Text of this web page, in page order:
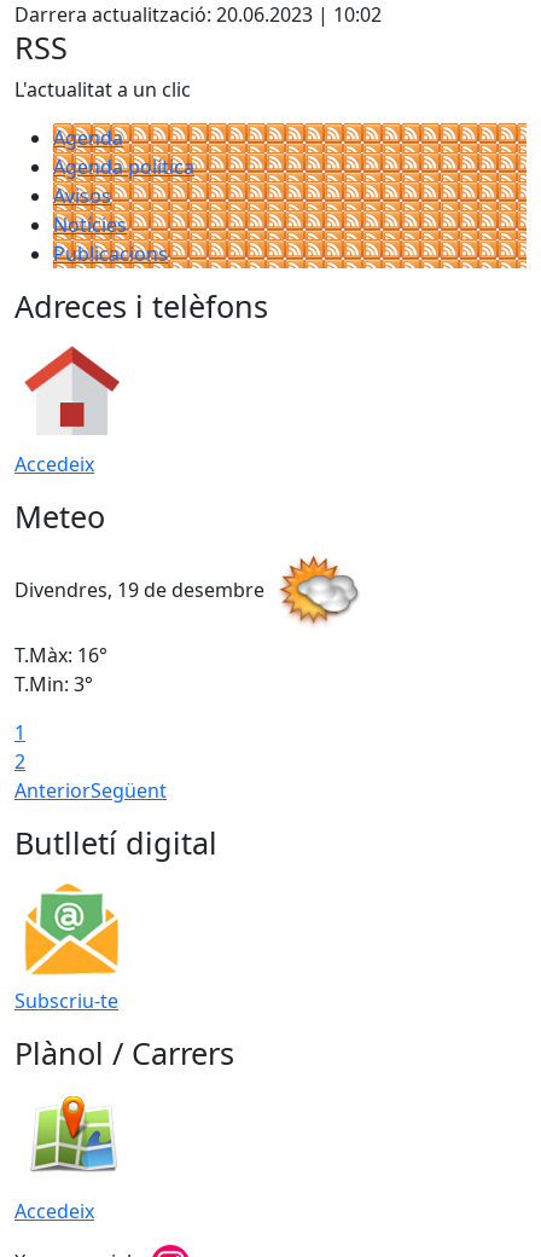
Darrera actualització: 20.06.2023 | 10:02
RSS
L'actualitat a un clic
Agenda
Agenda política
Avisos
Notícies
Publicacions
Adreces i telèfons
Accedeix
Meteo
Divendres, 19 de desembre
T.Màx: 16°
T.Min: 3°
1
2
AnteriorSegüent
Butlletí digital
Subscriu-te
Plànol / Carrers
Accedeix